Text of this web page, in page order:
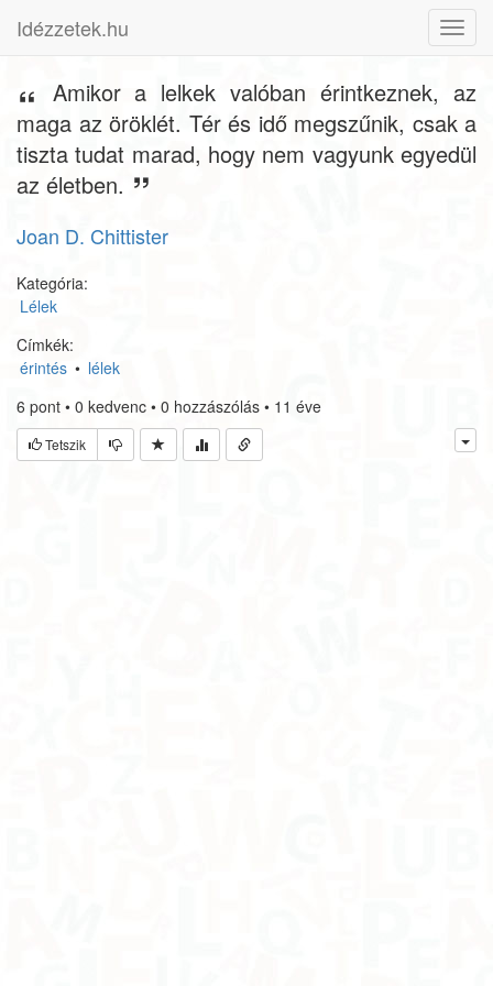
Idézzetek.hu
Amikor a lelkek valóban érintkeznek, az
maga az öröklét. Tér és idő megszűnik, csak a
tiszta tudat marad, hogy nem vagyunk egyedül
az életben.
Joan D. Chittister
Kategória:
Lélek
Címkék:
érintés • lélek
6 pont • 0 kedvenc • 0 hozzászólás • 11 éve
Tetszik